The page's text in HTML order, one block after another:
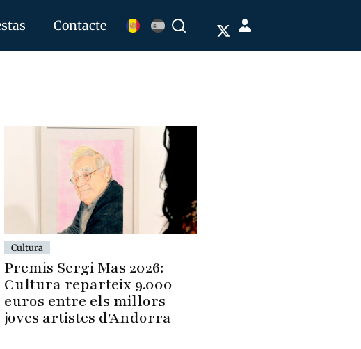
Contacte Buscar Menú
de
Cultura
Premis Sergi Mas 2026:
Cultura reparteix 9.000
euros entre els millors
joves artistes d'Andorra